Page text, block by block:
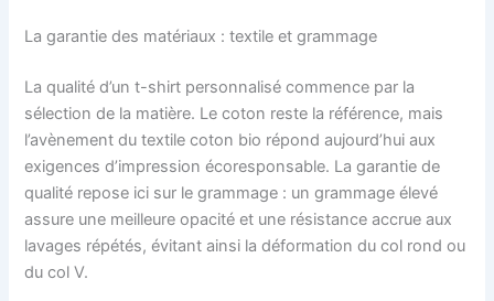
La garantie des matériaux : textile et grammage
La qualité d’un t-shirt personnalisé commence par la
sélection de la matière. Le coton reste la référence, mais
l’avènement du textile coton bio répond aujourd’hui aux
exigences d’impression écoresponsable. La garantie de
qualité repose ici sur le grammage : un grammage élevé
assure une meilleure opacité et une résistance accrue aux
lavages répétés, évitant ainsi la déformation du col rond ou
du col V.